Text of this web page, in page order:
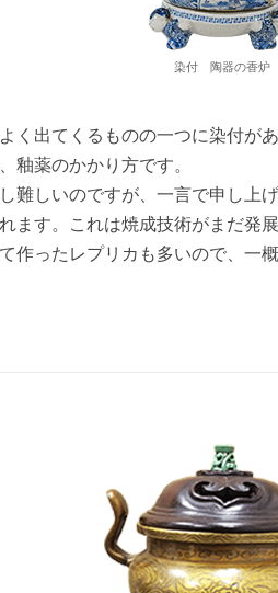
染付 陶器の香炉
く出てくるものの一つに染付があ
釉薬のかかり方です。
難しいのですが、一言で申し上
ます。これは焼成技術がまだ発
作ったレプリカも多いので、一